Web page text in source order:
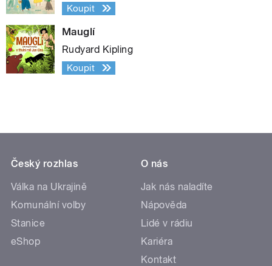
Koupit
Mauglí
Rudyard Kipling
Koupit
Český rozhlas
Válka na Ukrajině
Komunální volby
Stanice
eShop
O nás
Jak nás naladíte
Nápověda
Lidé v rádiu
Kariéra
Kontakt